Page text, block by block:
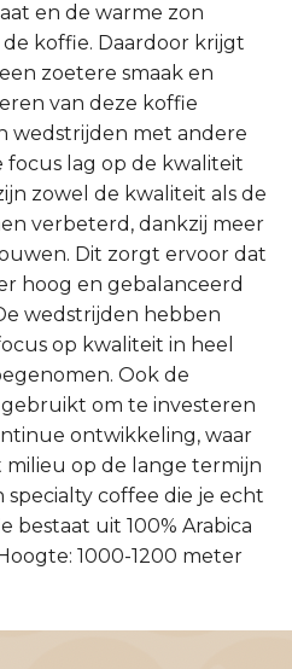
en de warme zon
koffie. Daardoor krijgt
zoetere smaak en
van deze koffie
wedstrijden met andere
focus lag op de kwaliteit
zowel de kwaliteit als de
verbeterd, dankzij meer
Dit zorgt ervoor dat
hoog en gebalanceerd
wedstrijden hebben
op kwaliteit in heel
Ook de
om te investeren
ontwikkeling, waar
milieu op de lange termijn
specialty coffee die je echt
bestaat uit 100% Arabica
1000-1200 meter